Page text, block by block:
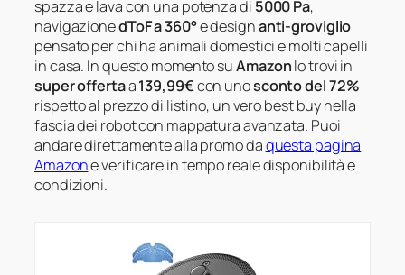
spazza e lava con una potenza di 5000 Pa,
navigazionedToF a 360°e designanti-groviglio
pensato per chi ha animali domestici e molti capelli
in casa. In questo momento suAmazonlo trovi in
super offertaa139,99€con unosconto del 72%
rispetto al prezzo di listino, un vero best buy nella
fascia dei robot con mappatura avanzata. Puoi
andare direttamente alla promo daquesta pagina
Amazone verificare in tempo reale disponibilità e
condizioni.